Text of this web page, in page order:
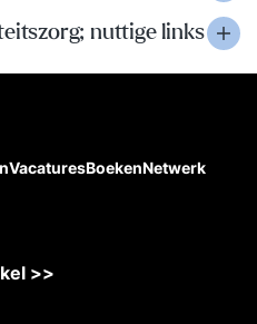
nuttige links
VacaturesBoekenNetwerk
>>